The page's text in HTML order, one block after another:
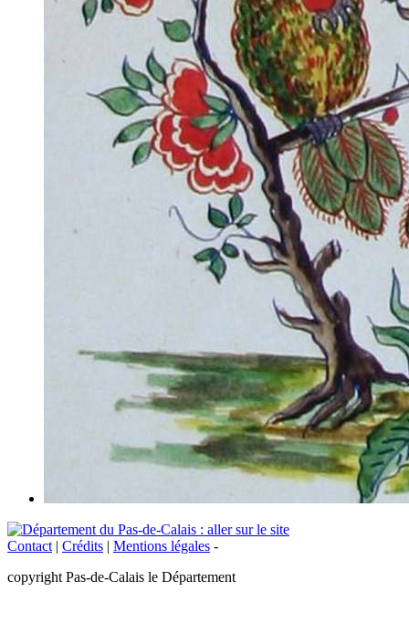
Contact | Crédits | Mentions légales -
copyright Pas-de-Calais le Département